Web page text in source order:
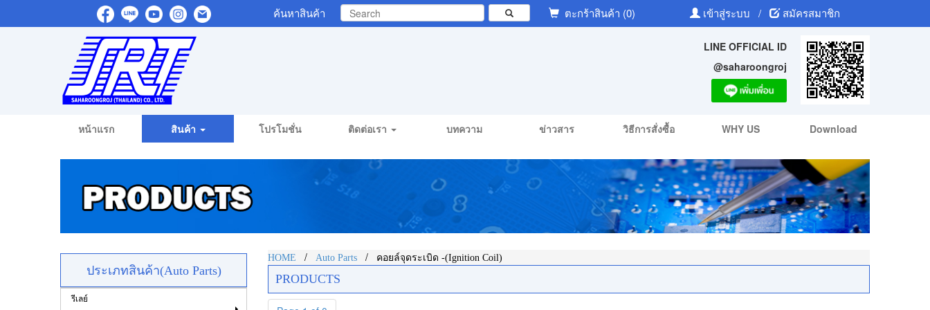
ค้นหาสินค้า ตะกร้าสินค้า (0) เข้าสู่ระบบ / สมัครสมาชิก
LINE OFFICIAL ID
@saharoongroj
หน้าแรก สินค้า โปรโมชั่น ติดต่อเรา บทความ ข่าวสาร วิธีการสั่งซื้อ WHY US Download
ประเภทสินค้า(Auto Parts)
รีเลย์
HOME / Auto Parts / คอยล์จุดระเบิด -(Ignition Coil)
PRODUCTS